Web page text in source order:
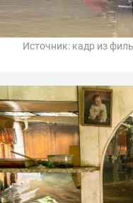
Источник: кадр из